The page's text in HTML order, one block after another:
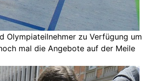
Olympiateilnehmer zu Verfügung um
mal die Angebote auf der Meile